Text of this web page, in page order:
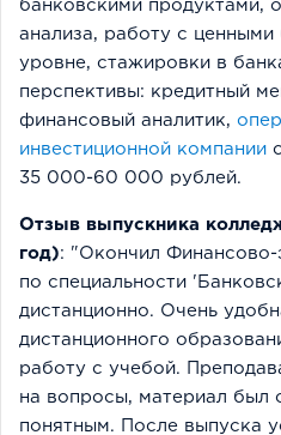
банковскими продуктами,
анализа, работу с
уровне, стажировки в
перспективы: кредитный
финансовый аналитик,
инвестиционной компании
35 000-60 000 рублей.
Отзыв выпускника
год): "Окончил
по специальности
дистанционно. Очень
дистанционного
работу с учебой.
на вопросы, материал был
понятным. После выпуска